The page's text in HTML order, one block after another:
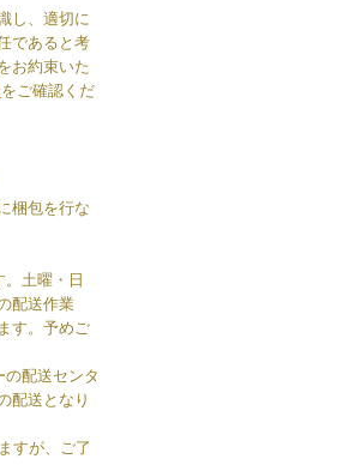
し、適切に
であると考
お約束いた
をご確認くだ
梱包を行な
土曜・日
配送作業
す。予めご
配送センタ
配送となり
すが、ご了